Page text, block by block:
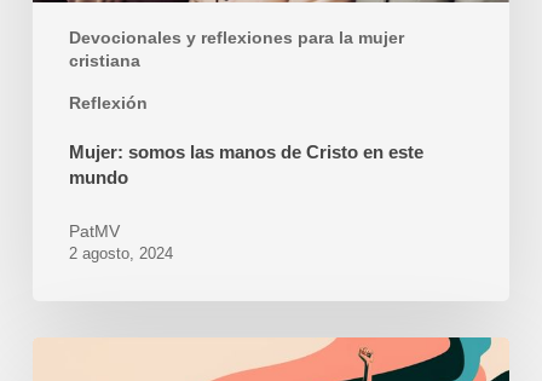
Devocionales y reflexiones para la mujer
cristiana
Reflexión
mundo
Mujer: somos las manos de Cristo en este
mundo
PatMV
2 agosto, 2024